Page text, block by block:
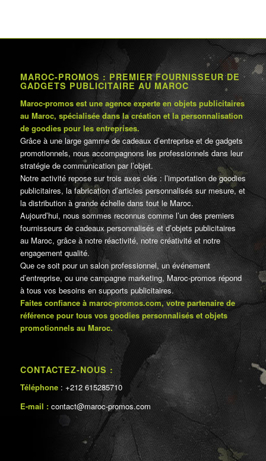
MAROC-PROMOS : PREMIER FOURNISSEUR DE
GADGETS PUBLICITAIRE AU MAROC
Maroc-promos est une agence experte en objets publicitaires
au Maroc, spécialisée dans la création et la personnalisation
de goodies pour les entreprises.
Grâce à une large gamme de cadeaux d’entreprise et de gadgets
promotionnels, nous accompagnons les professionnels dans leur
stratégie de communication par l’objet.
Notre activité repose sur trois axes clés : l’importation de goodies
publicitaires, la fabrication d’articles personnalisés sur mesure, et
la distribution à grande échelle dans tout le Maroc.
Aujourd’hui, nous sommes reconnus comme l’un des premiers
fournisseurs de cadeaux personnalisés et d’objets publicitaires
au Maroc, grâce à notre réactivité, notre créativité et notre
engagement qualité.
Que ce soit pour un salon professionnel, un événement
d’entreprise, ou une campagne marketing, Maroc-promos répond
à tous vos besoins en supports publicitaires.
Faites confiance à maroc-promos.com, votre partenaire de
référence pour tous vos goodies personnalisés et objets
promotionnels au Maroc.
CONTACTEZ-NOUS :
Téléphone : +212 615285710
E-mail : contact@maroc-promos.com